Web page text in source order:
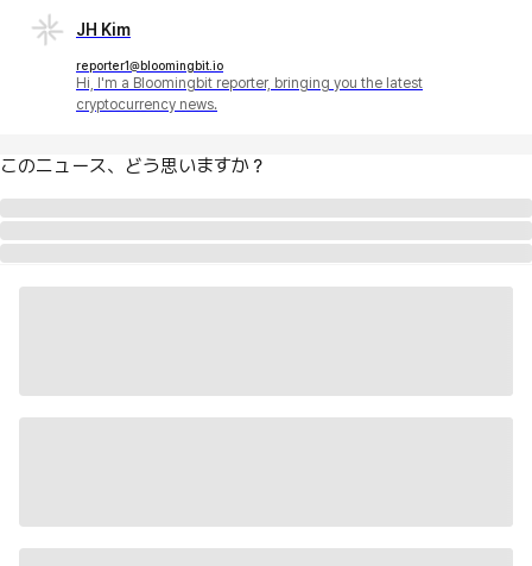
JH Kim
reporter1@bloomingbit.io
Hi, I'm a Bloomingbit reporter, bringing you the latest
cryptocurrency news.
このニュース、どう思いますか？